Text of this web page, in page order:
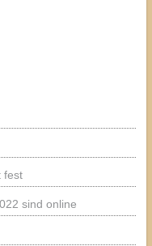
fest
sind online